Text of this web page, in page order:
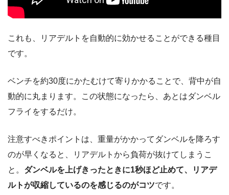
これも、リアデルトを自動的に効かせることができる種目
です。
ベンチを約30度にかたむけて寄りかかることで、背中が自
動的に丸まります。この状態になったら、あとはダンベル
フライをするだけ。
注意すべきポイントは、重量がかかってダンベルを降ろす
のが早くなると、リアデルトから負荷が抜けてしまうこ
と。 ダンベルを上げきったときに1秒ほど止めて、リアデ
ルトが収縮しているのを感じるのがコツです。